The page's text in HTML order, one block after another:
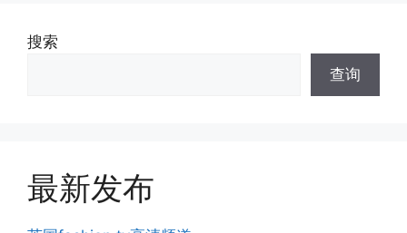
搜索
查询
最新发布